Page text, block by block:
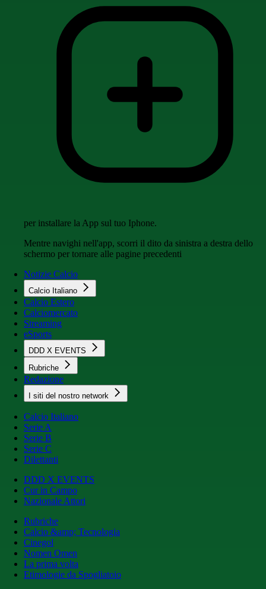
per installare la App sul tuo Iphone.
Mentre navighi nell'app, scorri il dito da sinistra a destra dello
schermo per tornare alle pagine precedenti
Notizie Calcio
Calcio Italiano
Calcio Estero
Calciomercato
Streaming
eSports
DDD X EVENTS
Rubriche
Redazione
I siti del nostro network
Calcio Italiano
Serie A
Serie B
Serie C
Dilettanti
DDD X EVENTS
Cur in Campo
Nazionale Attori
Rubriche
Calcio &amp; Tecnologia
Cinegol
Nomen Omen
La prima volta
Etimologie da Spogliatoio